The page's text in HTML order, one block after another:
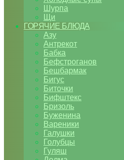
Шурпа
Щи
ГОРЯЧИЕ БЛЮДА
Азу
Антрекот
Бабка
Бефстроганов
Бешбармак
Бигус
Биточки
Бифштекс
Бризоль
Буженина
Вареники
Галушки
Голубцы
Гуляш